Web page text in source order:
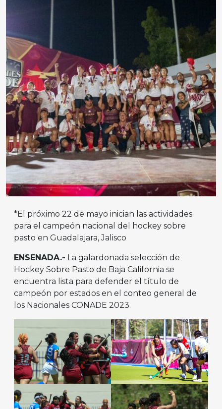
*El próximo 22 de mayo inician las actividades
para el campeón nacional del hockey sobre
pasto en Guadalajara, Jalisco
ENSENADA.- La galardonada selección de
Hockey Sobre Pasto de Baja California se
encuentra lista para defender el título de
campeón por estados en el conteo general de
los Nacionales CONADE 2023.